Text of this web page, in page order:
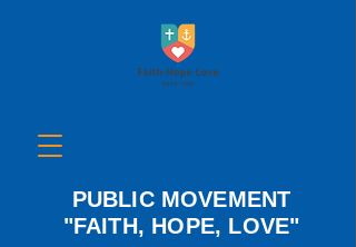
PUBLIC MOVEMENT
"FAITH, HOPE, LOVE"